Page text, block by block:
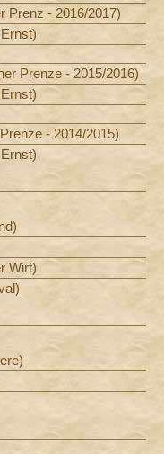
Prenz - 2016/2017)
Prenze - 2015/2016)
- 2014/2015)
Wirt)